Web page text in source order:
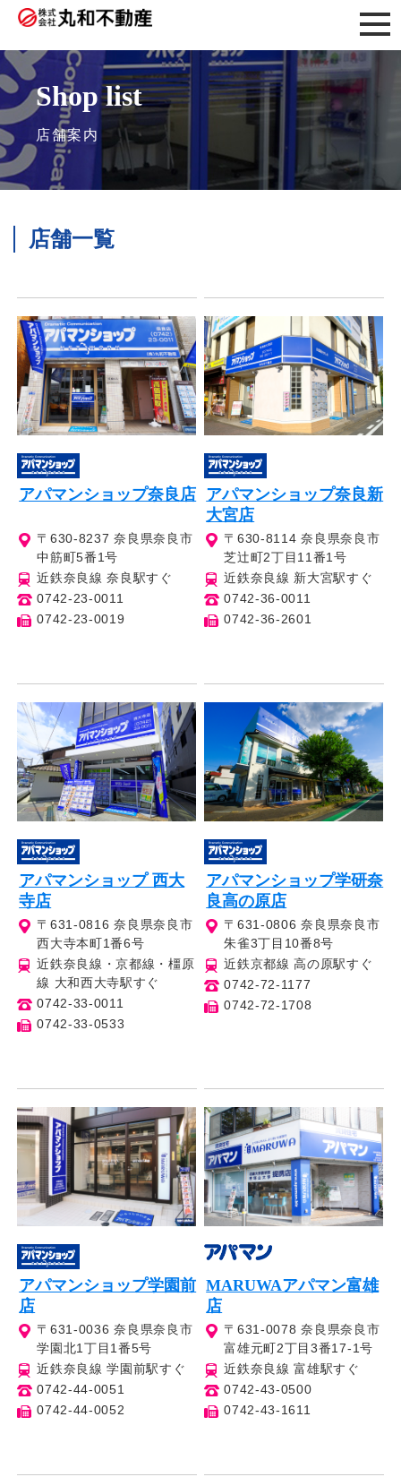
Shop list
店舗案内
店舗一覧
アパマンショップ奈良店
〒630-8237 奈良県奈良市
中筋町5番1号
近鉄奈良線 奈良駅すぐ
0742-23-0011
0742-23-0019
アパマンショップ奈良新
大宮店
〒630-8114 奈良県奈良市
芝辻町2丁目11番1号
近鉄奈良線 新大宮駅すぐ
0742-36-0011
0742-36-2601
アパマンショップ 西大
寺店
〒631-0816 奈良県奈良市
西大寺本町1番6号
近鉄奈良線・京都線・橿原
線 大和西大寺駅すぐ
0742-33-0011
0742-33-0533
アパマンショップ学研奈
良高の原店
〒631-0806 奈良県奈良市
朱雀3丁目10番8号
近鉄京都線 高の原駅すぐ
0742-72-1177
0742-72-1708
アパマンショップ学園前
店
〒631-0036 奈良県奈良市
学園北1丁目1番5号
近鉄奈良線 学園前駅すぐ
0742-44-0051
0742-44-0052
MARUWAアパマン富雄
店
〒631-0078 奈良県奈良市
富雄元町2丁目3番17-1号
近鉄奈良線 富雄駅すぐ
0742-43-0500
0742-43-1611